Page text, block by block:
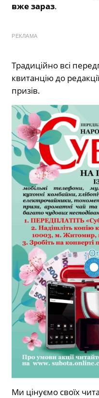
вже зараз.
РЕКЛАМА
Традиційно всі
квитанцію до
призів.
Ми цінуємо своїх